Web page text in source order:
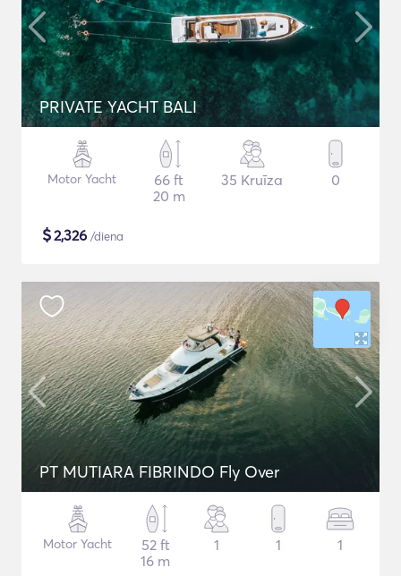
PRIVATE YACHT BALI
Motor Yacht
66 ft
20 m
35 Kruīza 0
$2,326 /diena
PT MUTIARA FIBRINDO Fly Over
Motor Yacht
52 ft
16 m
1 1 1